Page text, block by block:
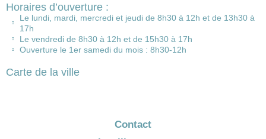
Horaires d’ouverture :
Le lundi, mardi, mercredi et jeudi de 8h30 à 12h et de 13h30 à
17h
Le vendredi de 8h30 à 12h et de 15h30 à 17h
Ouverture le 1er samedi du mois : 8h30-12h
Carte de la ville
Contact